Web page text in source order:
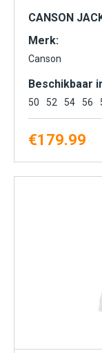
CANSON
Merk:
Canson
Beschikbaar
50 52 54 56
€179.99